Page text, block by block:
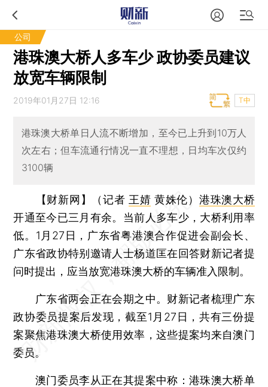
公司
港珠澳大桥人多车少 政协委员建议
放宽车辆限制
2019年01月27日 12:16 T中
港珠澳大桥单日人流不断增加，至今已上升到10万人
次左右；但车流通行情况一直不理想，日均车次仅约
3100辆
【财新网】（记者 王婧 黄姝伦） 港珠澳大桥
开通至今已三月有余。当前人多车少，大桥利用率
低。1月27日，广东省粤港澳合作促进会副会长、
广东省政协特别邀请人士杨道匡在回答财新记者提
问时提出，应当放宽港珠澳大桥的车辆准入限制。
广东省两会正在会期之中。财新记者梳理广东
政协委员提案后发现，截至1月27日，共有三份提
案聚焦港珠澳大桥使用效率，这些提案均来自澳门
委员。
澳门委员李从正在其提案中称：港珠澳大桥单